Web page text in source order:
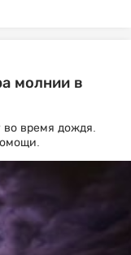
молнии в
время дождя.